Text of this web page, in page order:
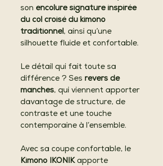
son encolure signature inspirée
du col croisé du kimono
traditionnel, ainsi qu’une
silhouette fluide et confortable.
Le détail qui fait toute sa
différence ? Ses revers de
manches, qui viennent apporter
davantage de structure, de
contraste et une touche
contemporaine à l’ensemble.
Avec sa coupe confortable, le
Kimono IKONIKapporte